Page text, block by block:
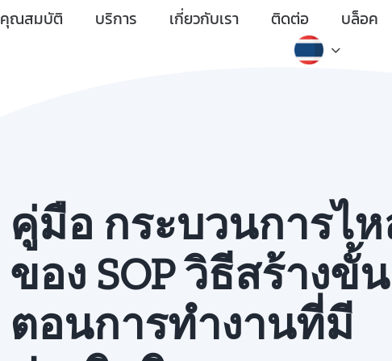
คุณสมบัติ บริการ เกี่ยวกับเรา ติดต่อ บล็อค
คู่มือ กระบวนการไ
ของ SOP วิธีสร้างขั้น
ตอนการทำงานที่มี